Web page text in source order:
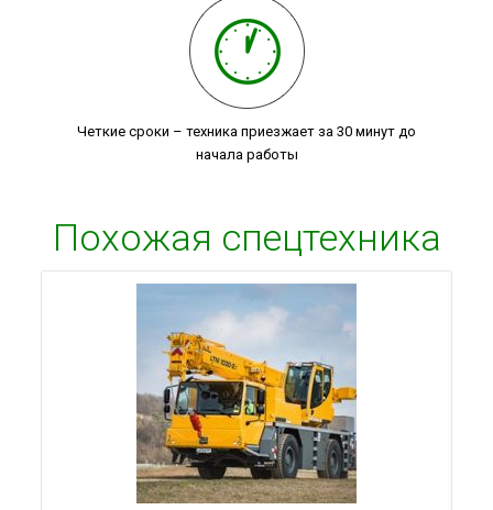
Четкие сроки – техника приезжает за 30 минут до
начала работы
Похожая спецтехника